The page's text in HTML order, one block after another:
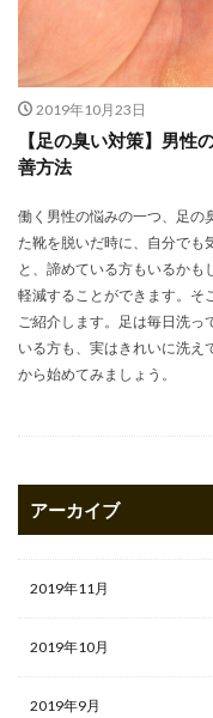
2019年10月23日
【足の臭い対策】男性
善方法
働く男性の悩みの一つ、足の
た靴を脱いだ時に、自分でも
と、諦めている方もいるかも
軽減することができます。そ
ご紹介します。足は毎日洗っ
いる方も、実はきれいに洗え
から始めてみましょう。
アーカイブ
2019年11月
2019年10月
2019年9月